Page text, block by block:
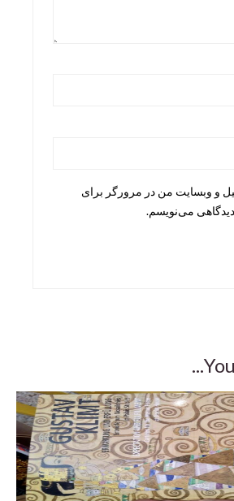
و وبسایت من در مرورگر برای
دیدگاهی می‌نویسم.